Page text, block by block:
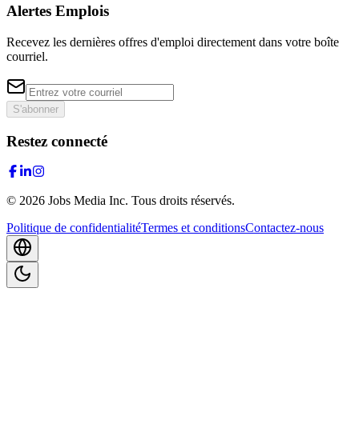
Alertes Emplois
Recevez les dernières offres d'emploi directement dans votre boîte
courriel.
S'abonner
Restez connecté
© 2026 Jobs Media Inc. Tous droits réservés.
Politique de confidentialitéTermes et conditionsContactez-nous